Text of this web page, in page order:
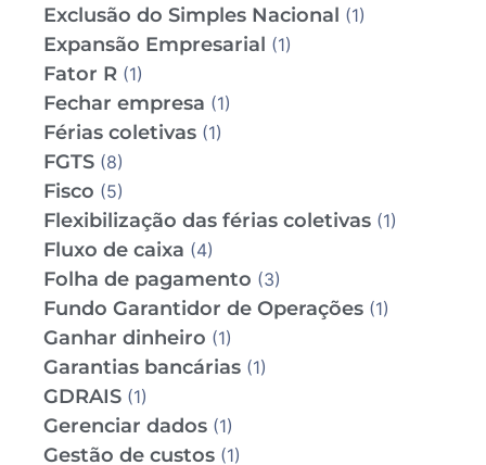
Exclusão do Simples Nacional (1)
Expansão Empresarial (1)
Fator R (1)
Fechar empresa (1)
Férias coletivas (1)
FGTS (8)
Fisco (5)
Flexibilização das férias coletivas (1)
Fluxo de caixa (4)
Folha de pagamento (3)
Fundo Garantidor de Operações (1)
Ganhar dinheiro (1)
Garantias bancárias (1)
GDRAIS (1)
Gerenciar dados (1)
Gestão de custos (1)